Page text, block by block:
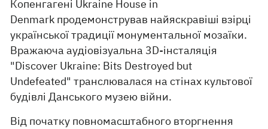
Копенгагені Ukraine House in
Denmark продемонстрував найяскравіші взірці
української традиції монументальної мозаїки.
Вражаюча аудіовізуальна 3D-інсталяція
"Discover Ukraine: Bits Destroyed but
Undefeated" транслювалася на стінах культової
будівлі Данського музею війни.
Від початку повномасштабного вторгнення